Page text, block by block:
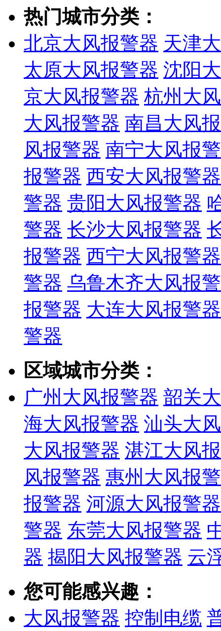
热门城市分类：
北京大风报警器 天津
太原大风报警器 沈阳
京大风报警器 杭州大
大风报警器 南昌大风
风报警器 南宁大风报
报警器 西安大风报警器
警器 贵阳大风报警器
警器 长沙大风报警器
报警器 西宁大风报警器
警器 乌鲁木齐大风报
报警器 大连大风报警器
警器
区域城市分类：
广州大风报警器 韶关
海大风报警器 汕头大
大风报警器 湛江大风
风报警器 惠州大风报
报警器 河源大风报警器
警器 东莞大风报警器
器 揭阳大风报警器 云
您可能感兴趣：
大风报警器 控制电缆